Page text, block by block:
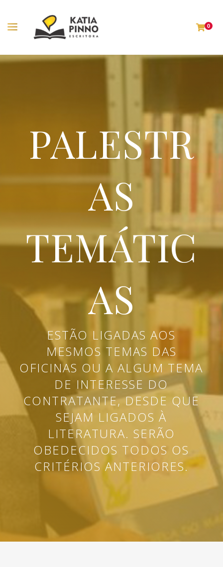
0
PALESTR
AS
TEMÁTIC
AS
ESTÃO LIGADAS AOS
MESMOS TEMAS DAS
OFICINAS OU A ALGUM TEMA
DE INTERESSE DO
CONTRATANTE, DESDE QUE
SEJAM LIGADOS À
LITERATURA. SERÃO
OBEDECIDOS TODOS OS
CRITÉRIOS ANTERIORES.